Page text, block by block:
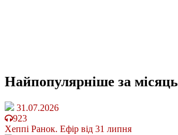
Найпопулярніше за місяць
31.07.2026
923
Хеппі Ранок. Ефір від 31 липня